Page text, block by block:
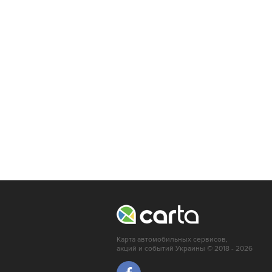
Карта автомобильных сервисов,
акций и событий Украины © 2018 - 2026